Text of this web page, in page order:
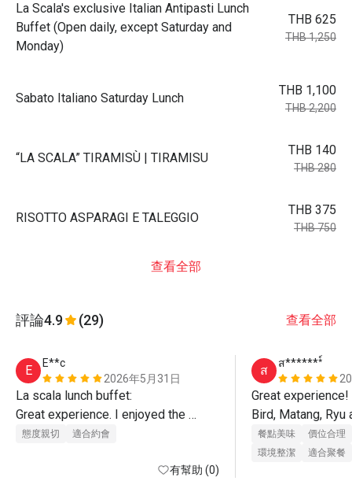
La Scala's exclusive Italian Antipasti Lunch
Buffet (Open daily, except Saturday and
Monday)
THB 625
THB 1,250
Sabato Italiano Saturday Lunch
THB 1,100
THB 2,200
“LA SCALA” TIRAMISÙ | TIRAMISU
THB 140
THB 280
RISOTTO ASPARAGI E TALEGGIO
THB 375
THB 750
查看全部
評論4.9 (29) 查看全部
E
E**c
2026年5月31日
La scala lunch buffet:
Great experience. I enjoyed the
buffet and main course (salmon)
provided exceptional service!
態度親切 適合約會
有幫助 (0)
ส
ส*******์
Great
Bird, Matang,
for taking great
Will return!
餐點美味
價位合理
環境整潔
適合聚餐